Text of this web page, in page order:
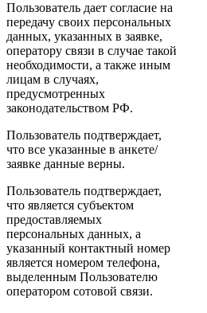
Пользователь дает согласие на
передачу своих персональных
данных, указанных в заявке,
оператору связи в случае такой
необходимости, а также иным
лицам в случаях,
предусмотренных
законодательством РФ.
Пользователь подтверждает,
что все указанные в анкете/
заявке данные верны.
Пользователь подтверждает,
что является субъектом
предоставляемых
персональных данных, а
указанный контактный номер
является номером телефона,
выделенным Пользователю
оператором сотовой связи.